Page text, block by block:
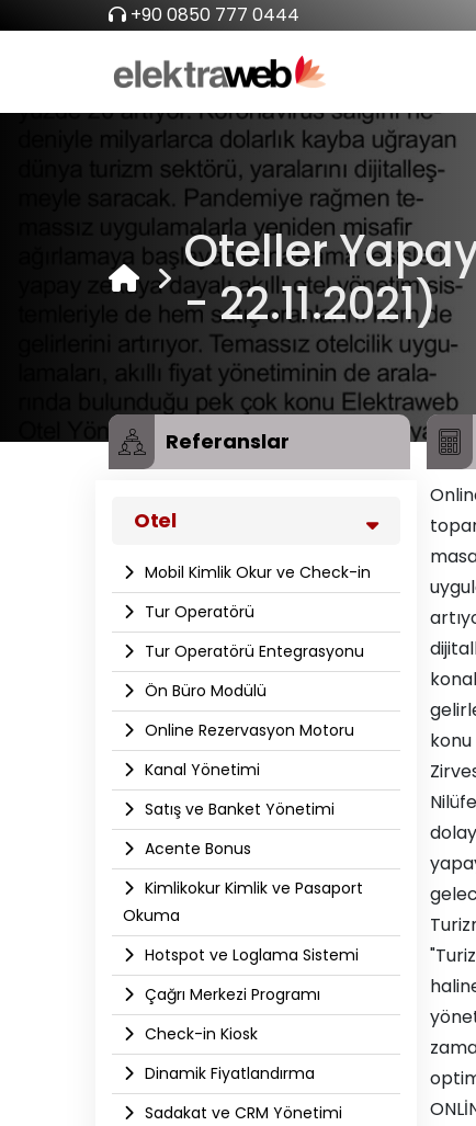
+90 0850 777 0444
Oteller
- 22.11.2021)
Referanslar
Otel
Mobil Kimlik Okur ve Check-in
Tur Operatörü
Tur Operatörü Entegrasyonu
Ön Büro Modülü
Online Rezervasyon Motoru
Kanal Yönetimi
Satış ve Banket Yönetimi
Acente Bonus
Kimlikokur Kimlik ve Pasaport
Okuma
Hotspot ve Loglama Sistemi
Çağrı Merkezi Programı
Check-in Kiosk
Dinamik Fiyatlandırma
Sadakat ve CRM Yönetimi